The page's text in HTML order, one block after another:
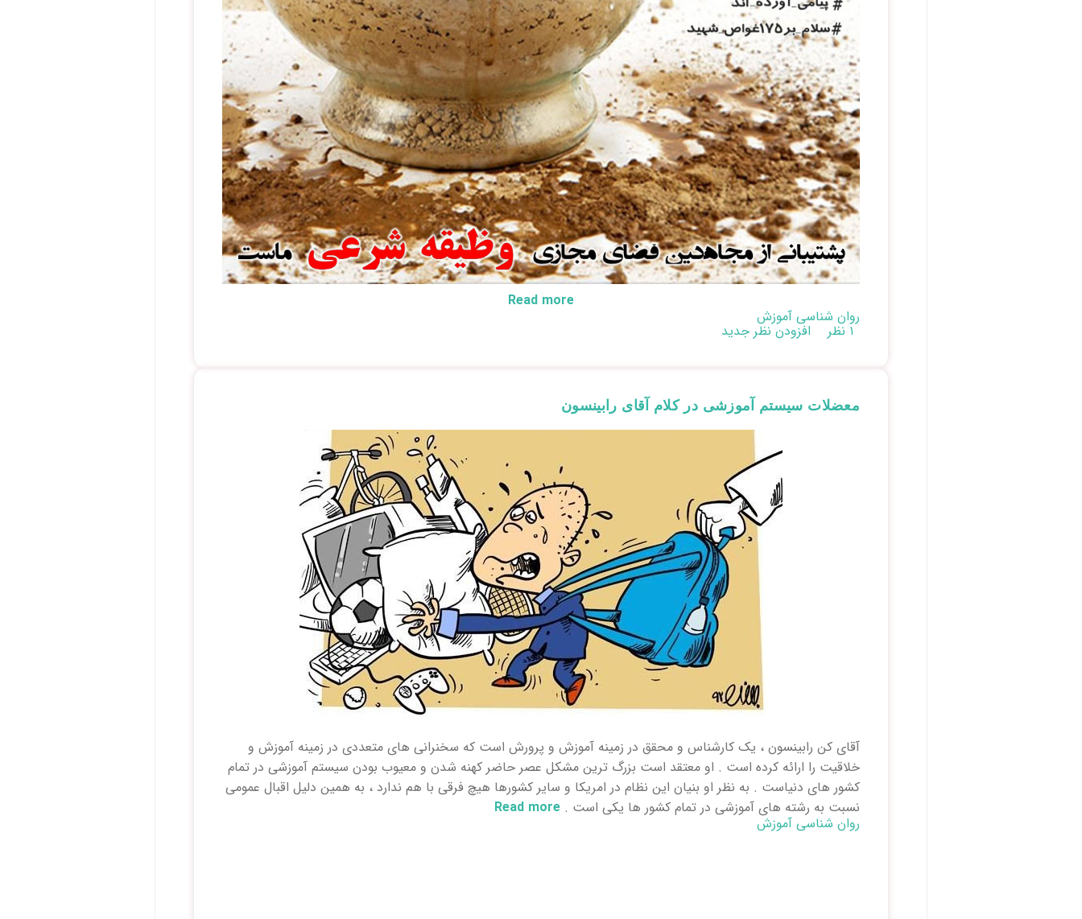
Read more
روان شناسی آموزش
۱ نظر افزودن نظر جدید
معضلات سیستم آموزشی در کلام آقای رابینسون
آقای کن رابینسون ، یک کارشناس و محقق در زمینه آموزش و پرورش است که سخنرانی های متعددی در زمینه آموزش و
خلاقیت را ارائه کرده است . او معتقد است بزرگ ترین مشکل عصر حاضر کهنه شدن و معیوب بودن سیستم آموزشی در تمام
کشور های دنیاست . به نظر او بنیان این نظام در امریکا و سایر کشورها هیچ فرقی با هم ندارد ، به همین دلیل اقبال عمومی
نسبت به رشته های آموزشی در تمام کشور ها یکی است . Read more
روان شناسی آموزش